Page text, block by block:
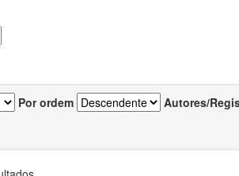
Por ordem Autores/